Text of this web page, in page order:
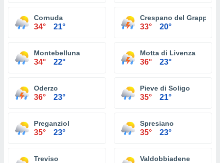
Cornuda
34° 21°
Crespano del Grappa
33° 20°
Montebelluna
34° 22°
Motta di Livenza
36° 23°
Oderzo
36° 23°
Pieve di Soligo
35° 21°
Preganziol
35° 23°
Spresiano
35° 23°
Treviso Valdobbiadene